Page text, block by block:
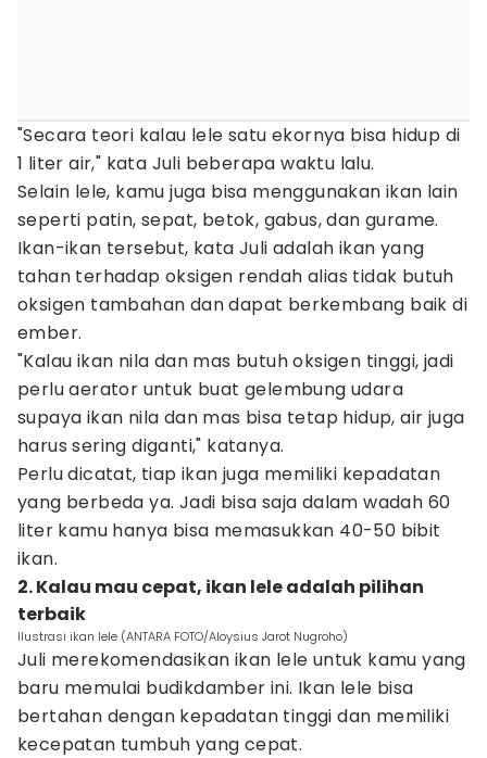
"Secara teori kalau lele satu ekornya bisa hidup di
1 liter air," kata Juli beberapa waktu lalu.
Selain lele, kamu juga bisa menggunakan ikan lain
seperti patin, sepat, betok, gabus, dan gurame.
Ikan-ikan tersebut, kata Juli adalah ikan yang
tahan terhadap oksigen rendah alias tidak butuh
oksigen tambahan dan dapat berkembang baik di
ember.
"Kalau ikan nila dan mas butuh oksigen tinggi, jadi
perlu aerator untuk buat gelembung udara
supaya ikan nila dan mas bisa tetap hidup, air juga
harus sering diganti," katanya.
Perlu dicatat, tiap ikan juga memiliki kepadatan
yang berbeda ya. Jadi bisa saja dalam wadah 60
liter kamu hanya bisa memasukkan 40-50 bibit
ikan.
2. Kalau mau cepat, ikan lele adalah pilihan
terbaik
Ilustrasi ikan lele (ANTARA FOTO/Aloysius Jarot Nugroho)
Juli merekomendasikan ikan lele untuk kamu yang
baru memulai budikdamber ini. Ikan lele bisa
bertahan dengan kepadatan tinggi dan memiliki
kecepatan tumbuh yang cepat.